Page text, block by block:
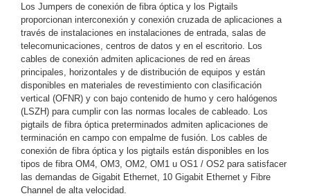
5eFibra
ÓpticaPara
Alimentación
y
ElectricidadRG59
Tipo
CaPTelefónicoVGA
/ DVI /
HDMI
Cámaras
IP y NVRs
Ambientes
Los Jumpers de conexión de fibra óptica y los Pigtails
proporcionan interconexión y conexión cruzada de aplicaciones a
través de instalaciones en instalaciones de entrada, salas de
telecomunicaciones, centros de datos y en el escritorio. Los
cables de conexión admiten aplicaciones de red en áreas
principales, horizontales y de distribución de equipos y están
disponibles en materiales de revestimiento con clasificación
vertical (OFNR) y con bajo contenido de humo y cero halógenos
(LSZH) para cumplir con las normas locales de cableado. Los
pigtails de fibra óptica preterminados admiten aplicaciones de
terminación en campo con empalme de fusión. Los cables de
conexión de fibra óptica y los pigtails están disponibles en los
tipos de fibra OM4, OM3, OM2, OM1 u OS1 / OS2 para satisfacer
las demandas de Gigabit Ethernet, 10 Gigabit Ethernet y Fibre
Channel de alta velocidad.